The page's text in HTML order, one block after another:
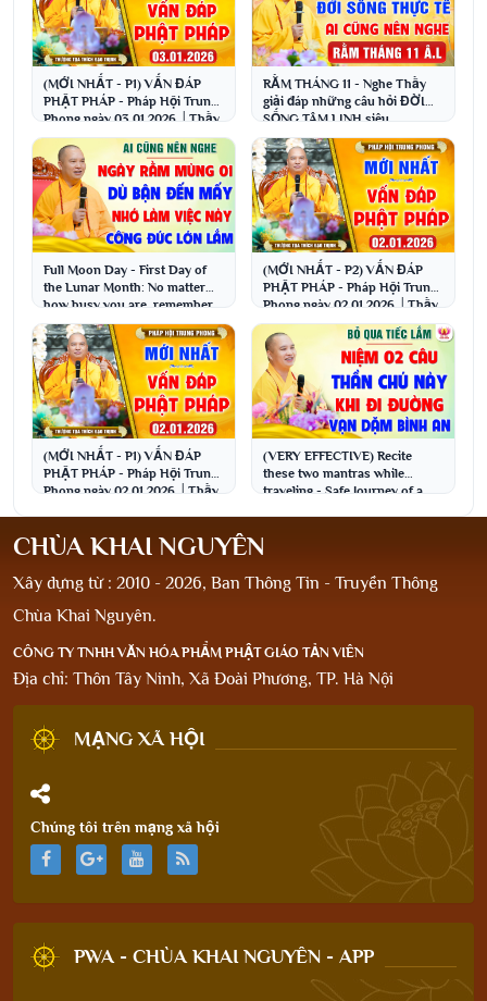
(MỚI NHẤT - P1) VẤN ĐÁP
PHẬT PHÁP - Pháp Hội Trung
Phong ngày 03.01.2026 │Thầy
Thích Đạo Thịnh
RẰM THÁNG 11 - Nghe Thầy
giải đáp những câu hỏi ĐỜI
SỐNG TÂM LINH siêu
hay│Thầy Thích Đạo Thịnh
Full Moon Day - First Day of
the Lunar Month: No matter
how busy you are, remember
to do this; it...
(MỚI NHẤT - P2) VẤN ĐÁP
PHẬT PHÁP - Pháp Hội Trung
Phong ngày 02.01.2026 │Thầy
Thích Đạo Thịnh
(MỚI NHẤT - P1) VẤN ĐÁP
PHẬT PHÁP - Pháp Hội Trung
Phong ngày 02.01.2026 │Thầy
(VERY EFFECTIVE) Recite
these two mantras while
traveling - Safe Journey of a
CHÙA KHAI NGUYÊN
Xây dựng từ : 2010 - 2026, Ban Thông Tin - Truyền Thông
Chùa Khai Nguyên.
CÔNG TY TNHH VĂN HÓA PHẨM PHẬT GIÁO TẢN VIÊN
Địa chỉ: Thôn Tây Ninh, Xã Đoài Phương, TP. Hà Nội
MẠNG XÃ HỘI
Chúng tôi trên mạng xã hội
PWA - CHÙA KHAI NGUYÊN - APP